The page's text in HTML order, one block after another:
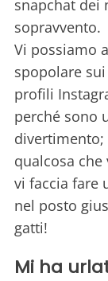
snapchat dei
sopravvento.
Vi possiamo
spopolare
profili
perché sono
divertimento;
qualcosa
vi faccia fare
nel posto
gatti!
Mi ha